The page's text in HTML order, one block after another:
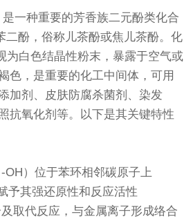
是一种重要的芳香族二元酚类化合
二酚，俗称儿茶酚或焦儿茶酚。化
为白色结晶性粉末，暴露于空气或
色，是重要的化工中间体，可用
加剂、皮肤防腐杀菌剂、染发
抗氧化剂等。以下是其关键特性
）位于苯环相邻碳原子上
予其强还原性和反应活性
取代反应，与金属离子形成络合